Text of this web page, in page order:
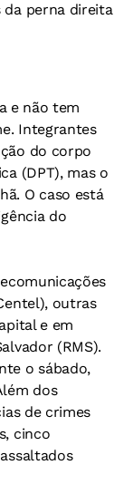
da perna direita
e não tem
Integrantes
do corpo
(DPT), mas o
O caso está
do
outras
e em
(RMS).
o sábado,
dos
de crimes
cinco